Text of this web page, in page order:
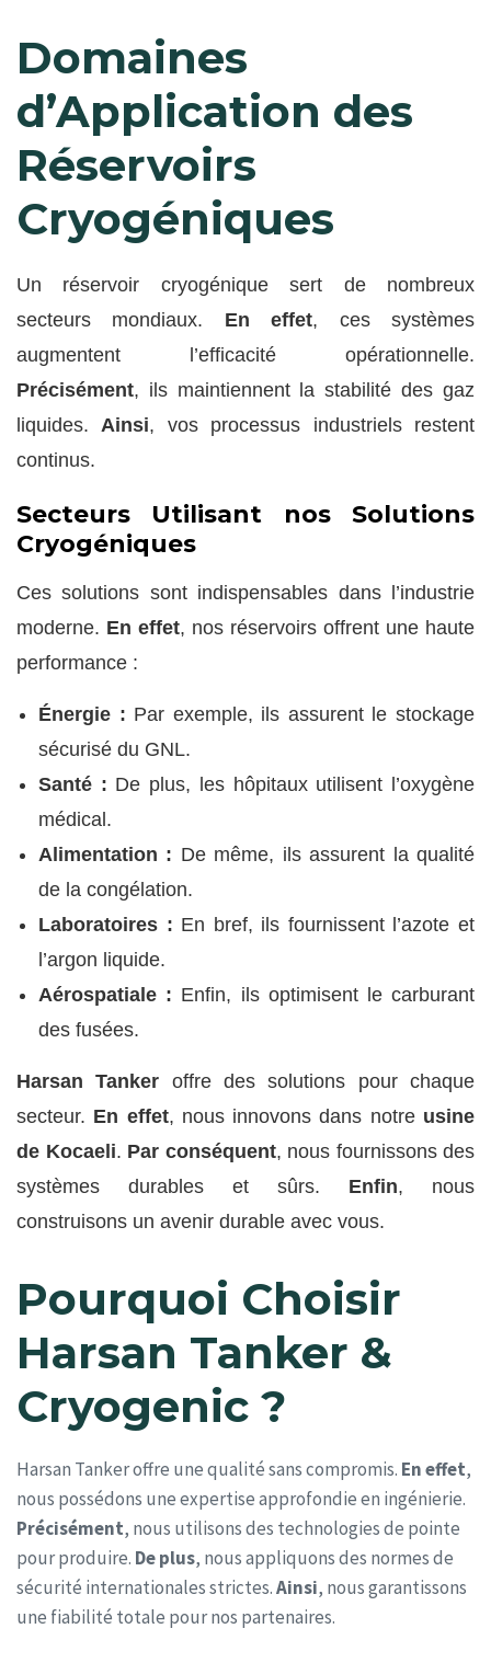
Domaines
d’Application des
Réservoirs
Cryogéniques
Un réservoir cryogénique sert de nombreux
secteurs mondiaux. En effet, ces systèmes
augmentent l’efficacité opérationnelle.
Précisément, ils maintiennent la stabilité des gaz
liquides. Ainsi, vos processus industriels restent
continus.
Secteurs Utilisant nos Solutions
Cryogéniques
Ces solutions sont indispensables dans l’industrie
moderne. En effet, nos réservoirs offrent une haute
performance :
Énergie : Par exemple, ils assurent le stockage
sécurisé du GNL.
Santé : De plus, les hôpitaux utilisent l’oxygène
médical.
Alimentation : De même, ils assurent la qualité
de la congélation.
Laboratoires : En bref, ils fournissent l’azote et
l’argon liquide.
Aérospatiale : Enfin, ils optimisent le carburant
des fusées.
Harsan Tanker offre des solutions pour chaque
secteur. En effet, nous innovons dans notre usine
de Kocaeli. Par conséquent, nous fournissons des
systèmes durables et sûrs. Enfin, nous
construisons un avenir durable avec vous.
Pourquoi Choisir
Harsan Tanker &
Cryogenic ?
Harsan Tanker offre une qualité sans compromis. En effet,
nous possédons une expertise approfondie en ingénierie.
Précisément, nous utilisons des technologies de pointe
pour produire. De plus, nous appliquons des normes de
sécurité internationales strictes.Ainsi, nous garantissons
une fiabilité totale pour nos partenaires.